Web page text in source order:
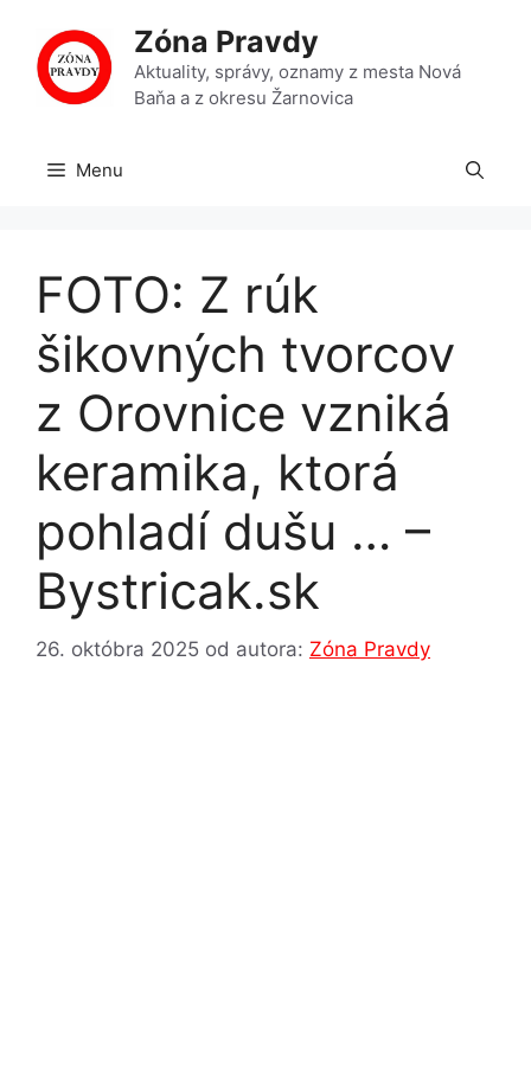
obsah
Zóna Pravdy
Aktuality, správy, oznamy z mesta Nová
Baňa a z okresu Žarnovica
Menu
FOTO: Z rúk
šikovných tvorcov
z Orovnice vzniká
keramika, ktorá
pohladí dušu … –
Bystricak.sk
26. októbra 2025 od autora: Zóna Pravdy